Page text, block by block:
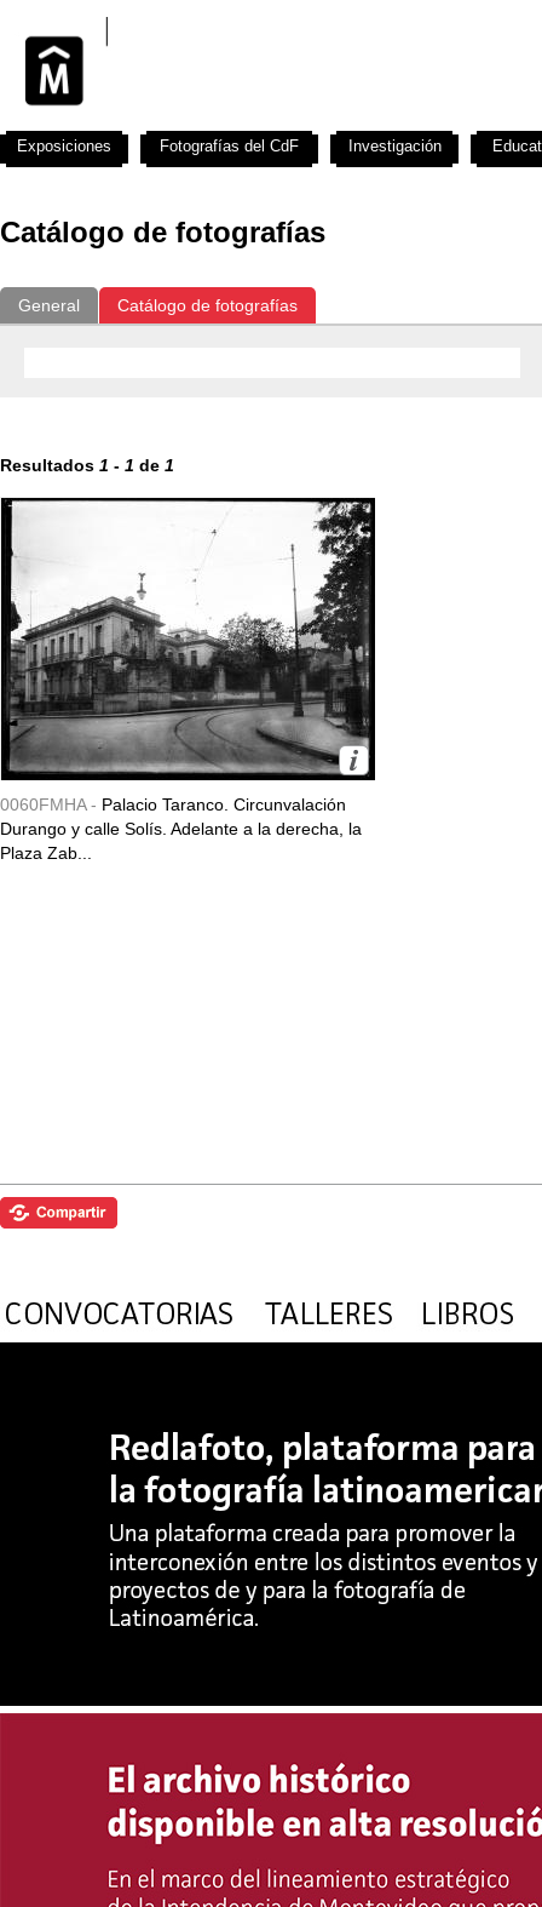
Catálogo de fotografías
General Catálogo de fotografías
Resultados 1 - 1 de 1
0060FMHA - Palacio Taranco. Circunvalación
Durango y calle Solís. Adelante a la derecha, la
Plaza Zab...
Exposiciones Fotografías del CdF Investigación